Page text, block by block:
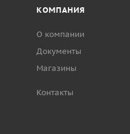
КОМПАНИЯ
О компании
Документы
Магазины
Контакты